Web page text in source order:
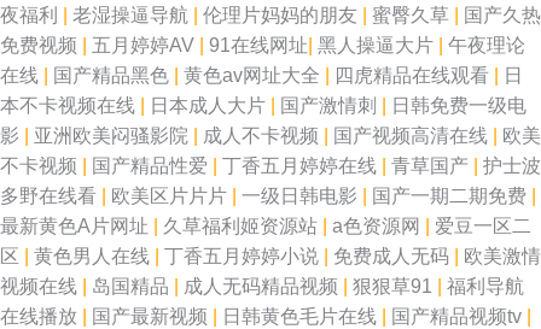
夜福利
老湿操逼导航 伦理片妈妈的朋友 蜜臀久草
国产久热
免费视频
五月婷婷AV 91在线网址 黑人操逼大片
午夜理论
在线
国产精品黑色 黄色av网址大全 四虎精品在线观看
日
本不卡视频在线
日本成人大片 国产激情刺
日韩免费一级电
影
亚洲欧美闷骚影院 成人不卡视频 国产视频高清在线
欧美
不卡视频
国产精品性爱 丁香五月婷婷在线 青草国产
护士波
多野在线看
欧美区片片片 一级日韩电影 国产一期二期免费
最新黄色A片网址
久草福利姬资源站 a色资源网
爱豆一区二
区
黄色男人在线 丁香五月婷婷小说 免费成人无码
欧美激情
视频在线
岛国精品 成人无码精品视频 狠狠草91
福利导航
在线播放
国产最新视频 日韩黄色毛片在线 国产精品视频tv